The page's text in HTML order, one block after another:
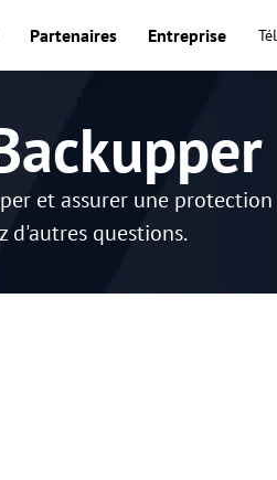
Partenaires Entreprise
et assurer une
d'autres questions.